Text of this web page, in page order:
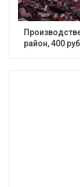
район, 400